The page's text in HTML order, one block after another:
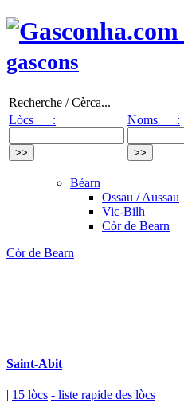
gascons
Recherche / Cèrca...
Lòcs :
Noms :
Béarn
Ossau / Aussau
Vic-Bilh
Còr de Bearn
Còr de Bearn
Saint-Abit
| 15 lòcs - liste rapide des lòcs